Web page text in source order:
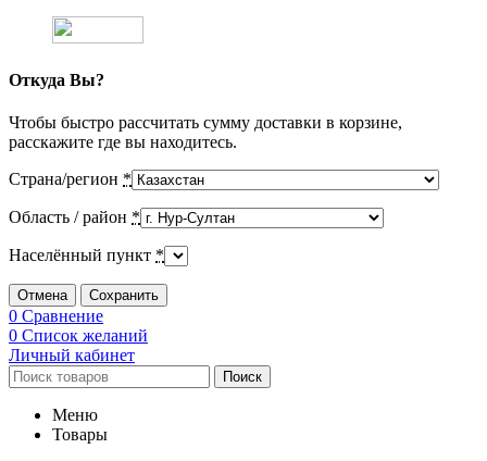
Откуда Вы?
Чтобы быстро рассчитать сумму доставки в корзине,
расскажите где вы находитесь.
Страна/регион *
Область / район *
Населённый пункт *
Отмена Сохранить
0 Сравнение
0 Список желаний
Личный кабинет
Поиск
Меню
Товары